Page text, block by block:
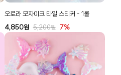
오로라 모자이크 타일 스티커 - 1롤
4,850원 5,200원 7%